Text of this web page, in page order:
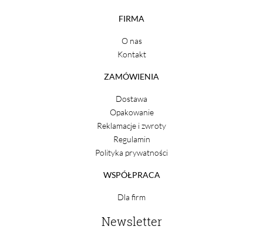
FIRMA
O nas
Kontakt
ZAMÓWIENIA
Dostawa
Opakowanie
Reklamacje i zwroty
Regulamin
Polityka prywatności
WSPÓŁPRACA
Dla firm
Newsletter